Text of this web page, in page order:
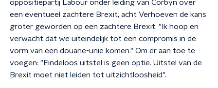
oppositiepartij Labour onder leiding van Corbyn over
een eventueel zachtere Brexit, acht Verhoeven de kans
groter geworden op een zachtere Brexit. "Ik hoop en
verwacht dat we uiteindelijk tot een compromis in de
vorm van een douane-unie komen." Om er aan toe te
voegen: "Eindeloos uitstel is geen optie. Uitstel van de
Brexit moet niet leiden tot uitzichtloosheid".